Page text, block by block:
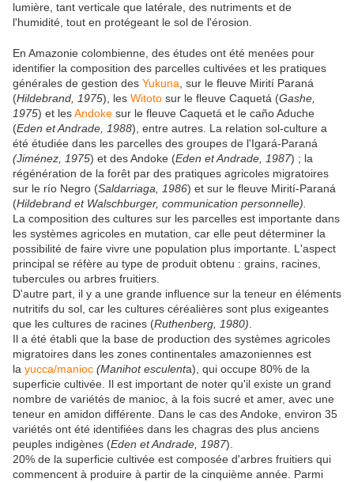
lumière, tant verticale que latérale, des nutriments et de
l'humidité, tout en protégeant le sol de l'érosion.
En Amazonie colombienne, des études ont été menées pour
identifier la composition des parcelles cultivées et les pratiques
générales de gestion des Yukuna , sur le fleuve Mirití Paraná
(Hildebrand, 1975), les Witoto sur le fleuve Caquetá (Gashe,
1975) et lesAndoke sur le fleuve Caquetá et le caño Aduche
(Eden et Andrade, 1988), entre autres. La relation sol-culture a
été étudiée dans les parcelles des groupes de l'Igará-Paraná
(Jiménez, 1975) et des Andoke (Eden et Andrade, 1987) ; la
régénération de la forêt par des pratiques agricoles migratoires
sur le río Negro (Saldarriaga, 1986) et sur le fleuve Mirití-Paraná
(Hildebrand et Walschburger, communication personnelle).
La composition des cultures sur les parcelles est importante dans
les systèmes agricoles en mutation, car elle peut déterminer la
possibilité de faire vivre une population plus importante. L'aspect
principal se réfère au type de produit obtenu : grains, racines,
tubercules ou arbres fruitiers.
D'autre part, il y a une grande influence sur la teneur en éléments
nutritifs du sol, car les cultures céréalières sont plus exigeantes
que les cultures de racines (Ruthenberg, 1980)
Il a été établi que la base de production des systèmes agricoles
migratoires dans les zones continentales amazoniennes est
la yucca/manioc (Manihot esculenta), qui occupe 80% de la
superficie cultivée. Il est important de noter qu'il existe un grand
nombre de variétés de manioc, à la fois sucré et amer, avec une
teneur en amidon différente. Dans le cas des Andoke, environ 35
variétés ont été identifiées dans les chagras des plus anciens
peuples indigènes (Eden et Andrade, 1987).
20% de la superficie cultivée est composée d'arbres fruitiers qui
commencent à produire à partir de la cinquième année. Parmi